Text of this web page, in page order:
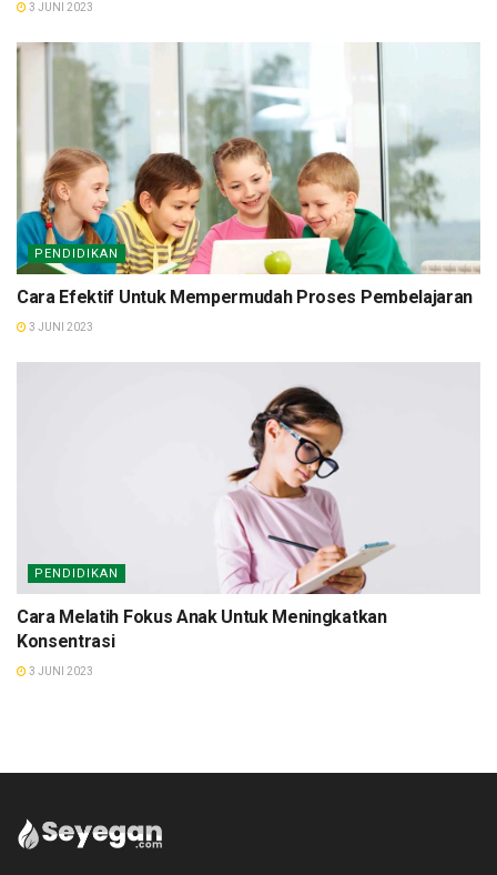
3 JUNI 2023
PENDIDIKAN
Cara Efektif Untuk Mempermudah Proses Pembelajaran
3 JUNI 2023
PENDIDIKAN
Cara Melatih Fokus Anak Untuk Meningkatkan
Konsentrasi
3 JUNI 2023